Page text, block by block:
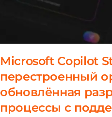
Microsoft Copilot
перестроенный
обновлённая
процессы с